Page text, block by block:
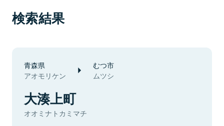
検索結果
青森県
アオモリケン
むつ市
ムツシ
大湊上町
オオミナトカミマチ